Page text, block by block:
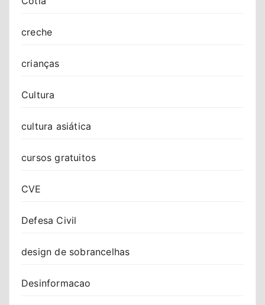
creche
crianças
Cultura
cultura asiática
cursos gratuitos
CVE
Defesa Civil
design de sobrancelhas
Desinformacao